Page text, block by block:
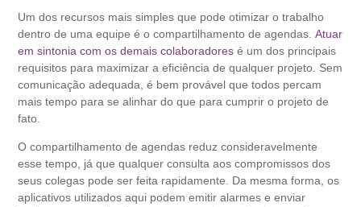
Um dos recursos mais simples que pode otimizar o trabalho
dentro de uma equipe é o compartilhamento de agendas.Atuar
em sintonia com os demais colaboradores é um dos principais
requisitos para maximizar a eficiência de qualquer projeto. Sem
comunicação adequada, é bem provável que todos percam
mais tempo para se alinhar do que para cumprir o projeto de
fato.
O compartilhamento de agendas reduz consideravelmente
esse tempo, já que qualquer consulta aos compromissos dos
seus colegas pode ser feita rapidamente. Da mesma forma, os
aplicativos utilizados aqui podem emitir alarmes e enviar